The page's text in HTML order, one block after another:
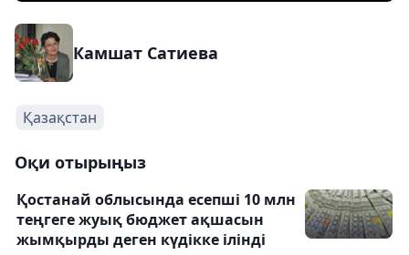
Камшат Сатиева
Қазақстан
Оқи отырыңыз
Қостанай облысында есепші 10 млн
теңгеге жуық бюджет ақшасын
жымқырды деген күдікке ілінді